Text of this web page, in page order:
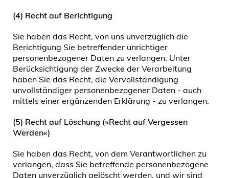
(4) Recht auf Berichtigung
Sie haben das Recht, von uns unverzüglich die
Berichtigung Sie betreffender unrichtiger
personenbezogener Daten zu verlangen. Unter
Berücksichtigung der Zwecke der Verarbeitung
haben Sie das Recht, die Vervollständigung
unvollständiger personenbezogener Daten - auch
mittels einer ergänzenden Erklärung - zu verlangen.
(5) Recht auf Löschung (»Recht auf Vergessen
Werden«)
Sie haben das Recht, von dem Verantwortlichen zu
verlangen, dass Sie betreffende personenbezogene
Daten unverzüglich gelöscht werden, und wir sind